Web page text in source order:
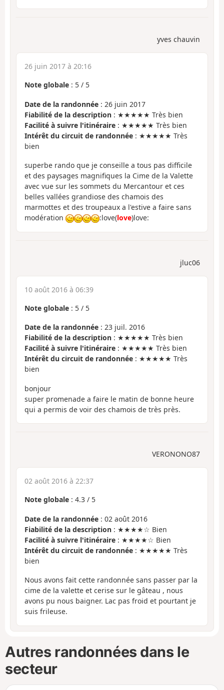
yves chauvin
26 juin 2017 à 20:16
Note globale : 5 / 5
Date de la randonnée : 26 juin 2017
Fiabilité de la description : ★★★★★ Très bien
Facilité à suivre l'itinéraire : ★★★★★ Très bien
Intérêt du circuit de randonnée : ★★★★★ Très
bien
superbe rando que je conseille a tous pas difficile
et des paysages magnifiques la Cime de la Valette
avec vue sur les sommets du Mercantour et ces
belles vallées grandiose des chamois des
marmottes et des troupeaux a l'estive a faire sans
modération
:love(love)love:
jluc06
10 août 2016 à 06:39
Note globale : 5 / 5
Date de la randonnée : 23 juil. 2016
Fiabilité de la description : ★★★★★ Très bien
Facilité à suivre l'itinéraire : ★★★★★ Très bien
Intérêt du circuit de randonnée : ★★★★★ Très
bien
bonjour
super promenade a faire le matin de bonne heure
qui a permis de voir des chamois de très près.
VERONONO87
02 août 2016 à 22:37
Note globale : 4.3 / 5
Date de la randonnée : 02 août 2016
Fiabilité de la description : ★★★★☆ Bien
Facilité à suivre l'itinéraire : ★★★★☆ Bien
Intérêt du circuit de randonnée : ★★★★★ Très
bien
Nous avons fait cette randonnée sans passer par la
cime de la valette et cerise sur le gâteau , nous
avons pu nous baigner. Lac pas froid et pourtant je
suis frileuse.
Autres randonnées dans le
secteur